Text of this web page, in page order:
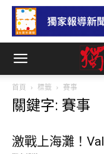
首頁 標籤 賽事
關鍵字: 賽事
激戰上海灘！